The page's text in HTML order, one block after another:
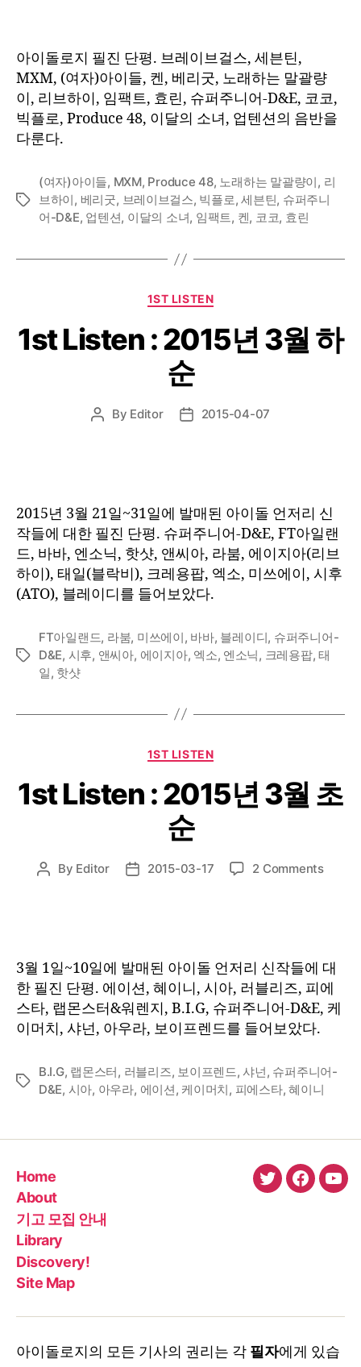
아이돌로지 필진 단평. 브레이브걸스, 세븐틴,
MXM, (여자)아이들, 켄, 베리굿, 노래하는 말괄량
이, 리브하이, 임팩트, 효린, 슈퍼주니어-D&E, 코코,
빅플로, Produce 48, 이달의 소녀, 업텐션의 음반을
다룬다.
Tags
(여자)아이들, MXM, Produce 48, 노래하는 말괄량이, 리
브하이, 베리굿, 브레이브걸스, 빅플로,세븐틴, 슈퍼주니
어-D&E, 업텐션, 이달의 소녀, 임팩트, 켄, 코코, 효린
Categories
1ST LISTEN
1st Listen : 2015년 3월 하
순
Post
By Editor
Post2015-04-07
2015년 3월 21일~31일에 발매된 아이돌 언저리 신
작들에 대한 필진 단평. 슈퍼주니어-D&E, FT아일랜
드, 바바, 엔소닉, 핫샷, 앤씨아, 라붐, 에이지아(리브
하이), 태일(블락비), 크레용팝, 엑소, 미쓰에이, 시후
(ATO), 블레이디를 들어보았다.
Tags
FT아일랜드, 라붐, 미쓰에이, 바바, 블레이디, 슈퍼주니어-
D&E, 시후, 앤씨아, 에이지아, 엑소, 엔소닉, 크레용팝,태
일, 핫샷
Categories
1ST LISTEN
1st Listen : 2015년 3월 초
순
Post
By Editor
Post2015-03-17 2 Commentson
3
월
초
3월 1일~10일에 발매된 아이돌 언저리 신작들에 대
한 필진 단평. 에이션, 혜이니, 시아, 러블리즈, 피에
스타, 랩몬스터&워렌지, B.I.G, 슈퍼주니어-D&E, 케
이머치, 샤넌, 아우라, 보이프렌드를 들어보았다.
Tags
B.I.G, 랩몬스터, 러블리즈, 보이프렌드,샤넌, 슈퍼주니어-
D&E, 시아, 아우라, 에이션, 케이머치, 피에스타,혜이니
Home
About
기고 모집 안내
Library
Discovery!
Site Map
twitter
아이돌로지의 모든 기사의 권리는 각 필자에게 있습